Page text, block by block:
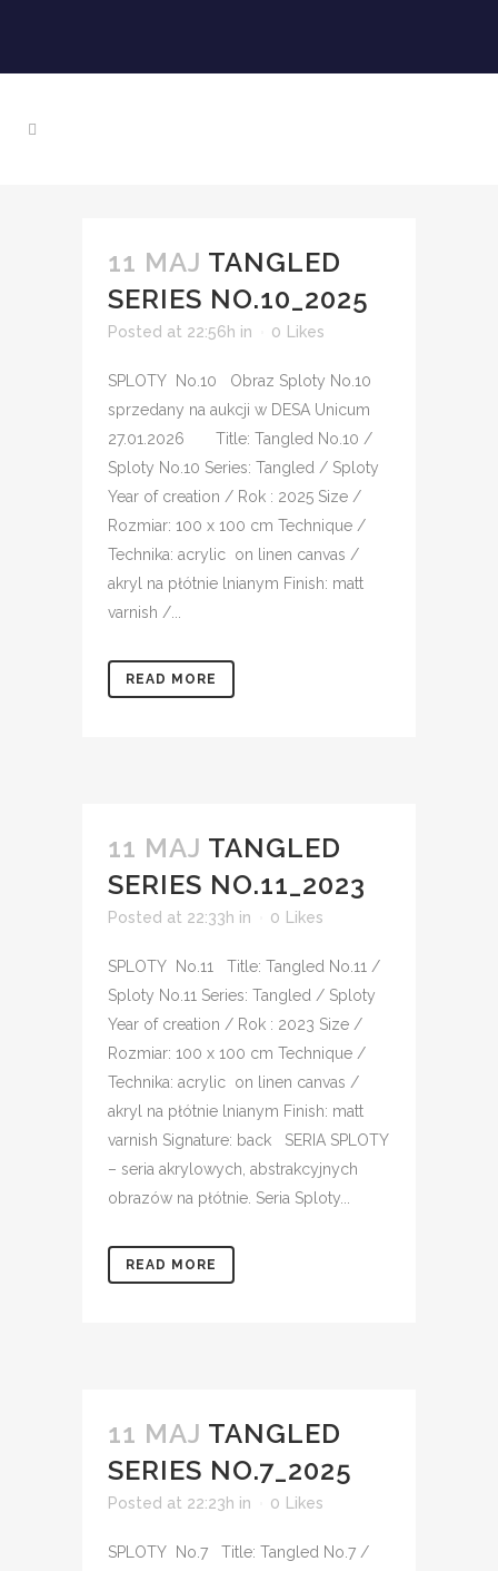
11 MAJ TANGLED
SERIES NO.10_2025
Posted at 22:56h in 0 Likes
SPLOTY No.10 Obraz Sploty No.10
sprzedany na aukcji w DESA Unicum
27.01.2026 Title: Tangled No.10 /
Sploty No.10 Series: Tangled / Sploty
Year of creation / Rok : 2025 Size /
Rozmiar: 100 x 100 cm Technique /
Technika: acrylic on linen canvas /
akryl na płótnie lnianym Finish: matt
varnish /...
READ MORE
11 MAJ TANGLED
SERIES NO.11_2023
Posted at 22:33h in 0 Likes
SPLOTY No.11 Title: Tangled No.11 /
Sploty No.11 Series: Tangled / Sploty
Year of creation / Rok : 2023 Size /
Rozmiar: 100 x 100 cm Technique /
Technika: acrylic on linen canvas /
akryl na płótnie lnianym Finish: matt
varnish Signature: back SERIA SPLOTY
– seria akrylowych, abstrakcyjnych
obrazów na płótnie. Seria Sploty...
READ MORE
11 MAJ TANGLED
SERIES NO.7_2025
Posted at 22:23h in 0 Likes
SPLOTY No.7 Title: Tangled No.7 /